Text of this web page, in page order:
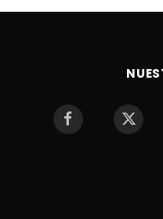
Facebook X